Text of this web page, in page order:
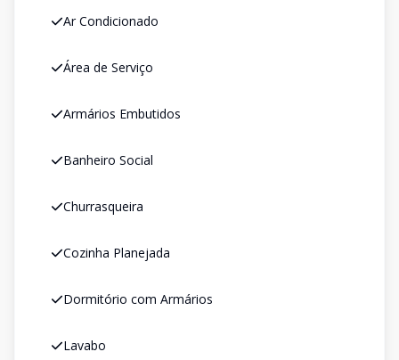
Ar Condicionado
Área de Serviço
Armários Embutidos
Banheiro Social
Churrasqueira
Cozinha Planejada
Dormitório com Armários
Lavabo